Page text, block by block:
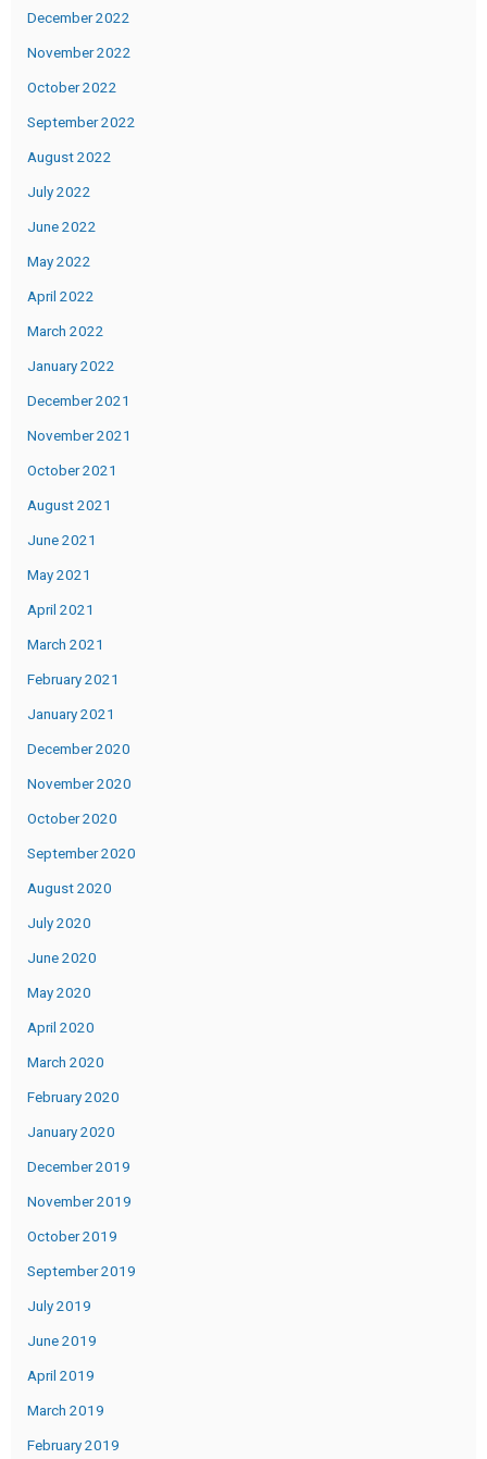
December 2022
November 2022
October 2022
September 2022
August 2022
July 2022
June 2022
May 2022
April 2022
March 2022
January 2022
December 2021
November 2021
October 2021
August 2021
June 2021
May 2021
April 2021
March 2021
February 2021
January 2021
December 2020
November 2020
October 2020
September 2020
August 2020
July 2020
June 2020
May 2020
April 2020
March 2020
February 2020
January 2020
December 2019
November 2019
October 2019
September 2019
July 2019
June 2019
April 2019
March 2019
February 2019